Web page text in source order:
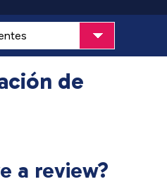
de
a review?